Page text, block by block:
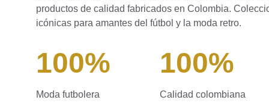
productos de calidad fabricados en Colombia.
icónicas para amantes del fútbol y la moda retro.
100% 100%
Calidad colombiana
Moda futbolera